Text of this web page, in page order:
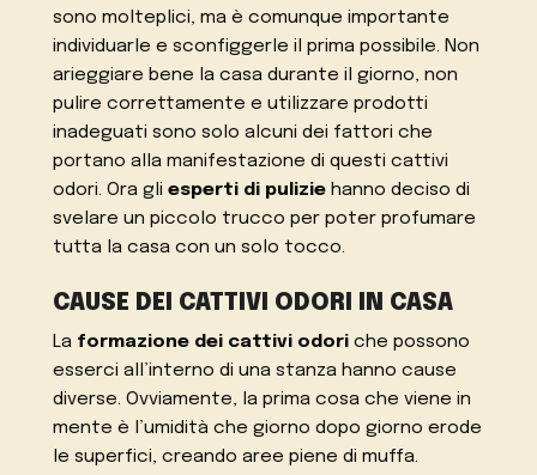
sono molteplici, ma è comunque importante
individuarle e sconfiggerle il prima possibile. Non
arieggiare bene la casa durante il giorno, non
pulire correttamente e utilizzare prodotti
inadeguati sono solo alcuni dei fattori che
portano alla manifestazione di questi cattivi
odori. Ora gliesperti di pulizie hanno deciso di
svelare un piccolo trucco per poter profumare
tutta la casa con un solo tocco.
CAUSE DEI CATTIVI ODORI IN CASA
La formazione dei cattivi odori che possono
esserci all’interno di una stanza hanno cause
diverse. Ovviamente, la prima cosa che viene in
mente è l’umidità che giorno dopo giorno erode
le superfici, creando aree piene di muffa.